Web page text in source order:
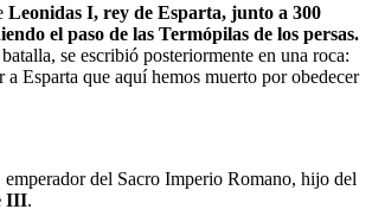
Leonidas I, rey de Esparta, junto a 300
el paso de las Termópilas de los persas.
se escribió posteriormente en una roca:
a Esparta que aquí hemos muerto por obedecer
emperador del Sacro Imperio Romano, hijo del
III.